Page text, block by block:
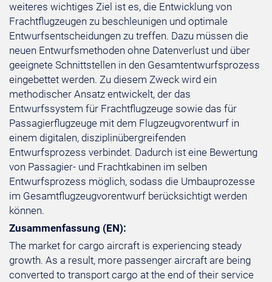
weiteres wichtiges Ziel ist es, die Entwicklung von
Frachtflugzeugen zu beschleunigen und optimale
Entwurfsentscheidungen zu treffen. Dazu müssen die
neuen Entwurfsmethoden ohne Datenverlust und über
geeignete Schnittstellen in den Gesamtentwurfsprozess
eingebettet werden. Zu diesem Zweck wird ein
methodischer Ansatz entwickelt, der das
Entwurfssystem für Frachtflugzeuge sowie das für
Passagierflugzeuge mit dem Flugzeugvorentwurf in
einem digitalen, disziplinübergreifenden
Entwurfsprozess verbindet. Dadurch ist eine Bewertung
von Passagier- und Frachtkabinen im selben
Entwurfsprozess möglich, sodass die Umbauprozesse
im Gesamtflugzeugvorentwurf berücksichtigt werden
können.
Zusammenfassung (EN):
The market for cargo aircraft is experiencing steady
growth. As a result, more passenger aircraft are being
converted to transport cargo at the end of their service